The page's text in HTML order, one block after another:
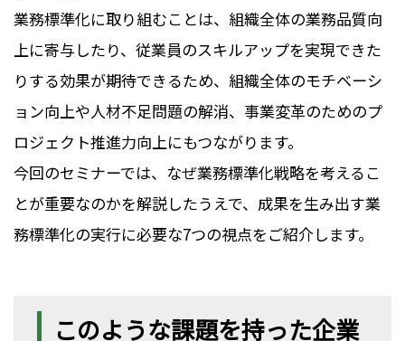
業務標準化に取り組むことは、組織全体の業務品質向
上に寄与したり、従業員のスキルアップを実現できた
りする効果が期待できるため、組織全体のモチベーシ
ョン向上や人材不足問題の解消、事業変革のためのプ
ロジェクト推進力向上にもつながります。
今回のセミナーでは、なぜ業務標準化戦略を考えるこ
とが重要なのかを解説したうえで、成果を生み出す業
務標準化の実行に必要な7つの視点をご紹介します。
このような課題を持った企業